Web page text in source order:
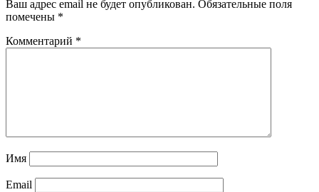
Ваш адрес email не будет опубликован. Обязательные поля
помечены *
Комментарий *
Имя
Email